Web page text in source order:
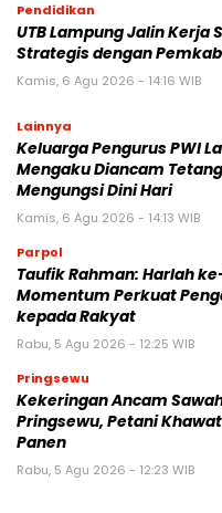
Pendidikan
UTB Lampung Jalin Kerja
Strategis dengan
Kamis, 6 Agu 2026 - 14:16 WIB
Lainnya
Keluarga Pengurus PWI
Mengaku Diancam
Mengungsi Dini Hari
Kamis, 6 Agu 2026 - 14:13 WIB
Parpol
Taufik Rahman: Harlah
Momentum Perkuat
kepada Rakyat
Rabu, 5 Agu 2026 - 12:25 WIB
Pringsewu
Kekeringan Ancam
Pringsewu, Petani
Panen
Rabu, 5 Agu 2026 - 12:23 WIB